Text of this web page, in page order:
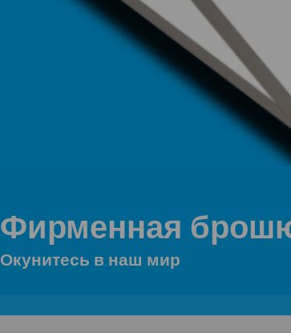
Фирменная
Окунитесь в наш мир